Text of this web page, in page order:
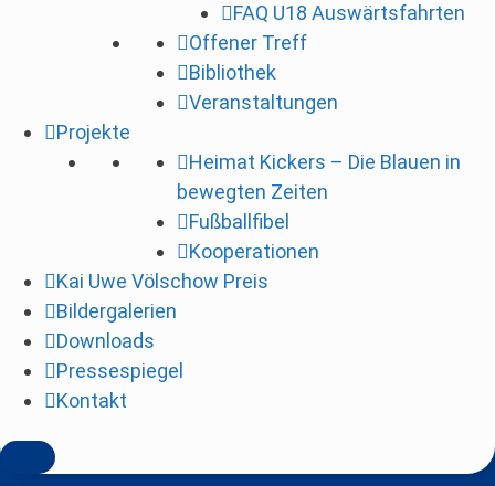
FAQ U18 Auswärtsfahrten
Offener Treff
Bibliothek
Veranstaltungen
Projekte
Heimat Kickers – Die Blauen in
bewegten Zeiten
Fußballfibel
Kooperationen
Kai Uwe Völschow Preis
Bildergalerien
Downloads
Pressespiegel
Kontakt